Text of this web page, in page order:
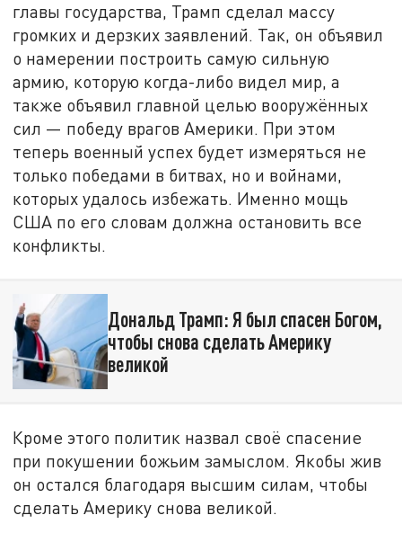
главы государства, Трамп сделал массу
громких и дерзких заявлений. Так, он объявил
о намерении построить самую сильную
армию, которую когда-либо видел мир, а
также объявил главной целью вооружённых
сил — победу врагов Америки. При этом
теперь военный успех будет измеряться не
только победами в битвах, но и войнами,
которых удалось избежать. Именно мощь
США по его словам должна остановить все
конфликты.
Дональд Трамп: Я был спасен Богом,
чтобы снова сделать Америку
великой
Кроме этого политик назвал своё спасение
при покушении божьим замыслом. Якобы жив
он остался благодаря высшим силам, чтобы
сделать Америку снова великой.